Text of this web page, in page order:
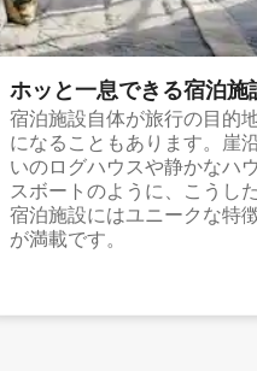
ホッと一⁠息⁠で⁠き⁠る宿⁠泊施⁠
宿泊施設自体が旅行の目的
になることもあります。崖
いのログハウスや静かなハウ
スボートのように、こうした
宿泊施設にはユニークな特
が満載です。